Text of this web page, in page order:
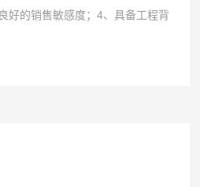
好的销售敏感度；4、具备工程背